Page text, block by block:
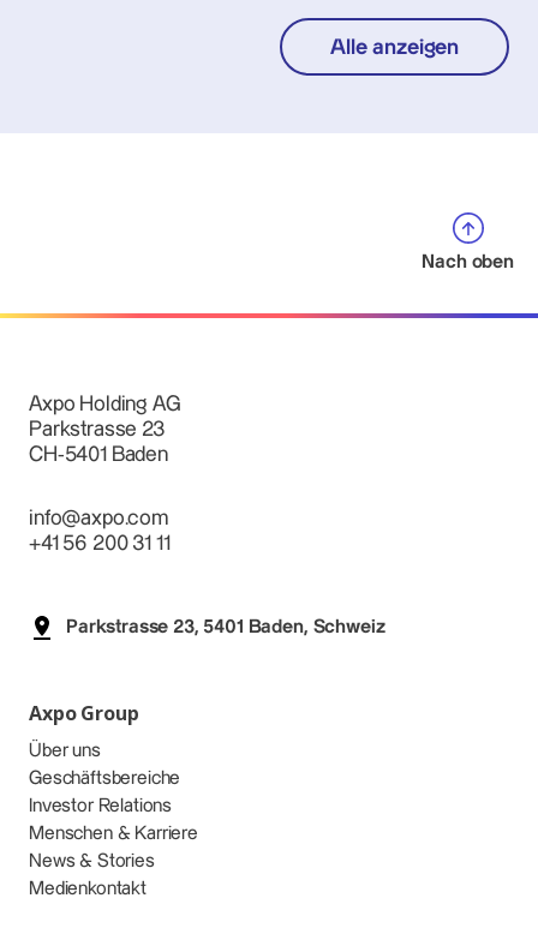
Alle anzeigen
Nach oben
Axpo Holding AG
Parkstrasse 23
CH-5401 Baden
info@axpo.com
+41 56 200 31 11
Parkstrasse 23, 5401 Baden, Schweiz
Axpo Group
Über uns
Geschäftsbereiche
Investor Relations
Menschen & Karriere
News & Stories
Medienkontakt